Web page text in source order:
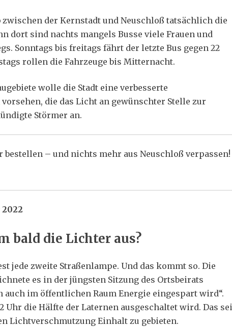
der Kernstadt und Neuschloß tatsächlich die
dort sind nachts mangels Busse viele Frauen und
Sonntags bis freitags fährt der letzte Bus gegen 22
rollen die Fahrzeuge bis Mitternacht.
wolle die Stadt eine verbesserte
die das Licht an gewünschter Stelle zur
Störmer an.
bestellen – und nichts mehr aus Neuschloß verpassen!
bald die Lichter aus?
jede zweite Straßenlampe. Und das kommt so. Die
es in der jüngsten Sitzung des Ortsbeirats
auch im öffentlichen Raum Energie eingespart wird“.
Uhr die Hälfte der Laternen ausgeschaltet wird. Das sei
Lichtverschmutzung Einhalt zu gebieten.